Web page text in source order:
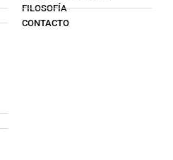
FILOSOFÍA
CONTACTO